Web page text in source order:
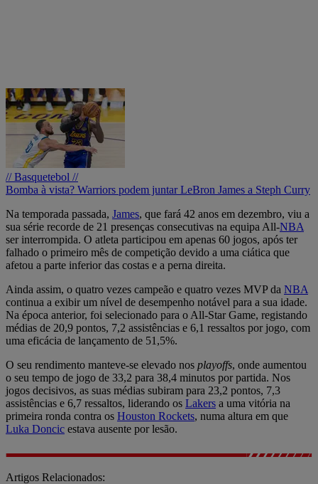
// Basquetebol //
Bomba à vista? Warriors podem juntar LeBron James a Steph Curry
Na temporada passada, James, que fará 42 anos em dezembro, viu a
sua série recorde de 21 presenças consecutivas na equipa All-NBA
ser interrompida. O atleta participou em apenas 60 jogos, após ter
falhado o primeiro mês de competição devido a uma ciática que
afetou a parte inferior das costas e a perna direita.
Ainda assim, o quatro vezes campeão e quatro vezes MVP da NBA
continua a exibir um nível de desempenho notável para a sua idade.
Na época anterior, foi selecionado para o All-Star Game, registando
médias de 20,9 pontos, 7,2 assistências e 6,1 ressaltos por jogo, com
uma eficácia de lançamento de 51,5%.
O seu rendimento manteve-se elevado nos playoffs, onde aumentou
o seu tempo de jogo de 33,2 para 38,4 minutos por partida. Nos
jogos decisivos, as suas médias subiram para 23,2 pontos, 7,3
assistências e 6,7 ressaltos, liderando os Lakers a uma vitória na
primeira ronda contra os Houston Rockets, numa altura em que
Luka Doncic estava ausente por lesão.
Artigos Relacionados: